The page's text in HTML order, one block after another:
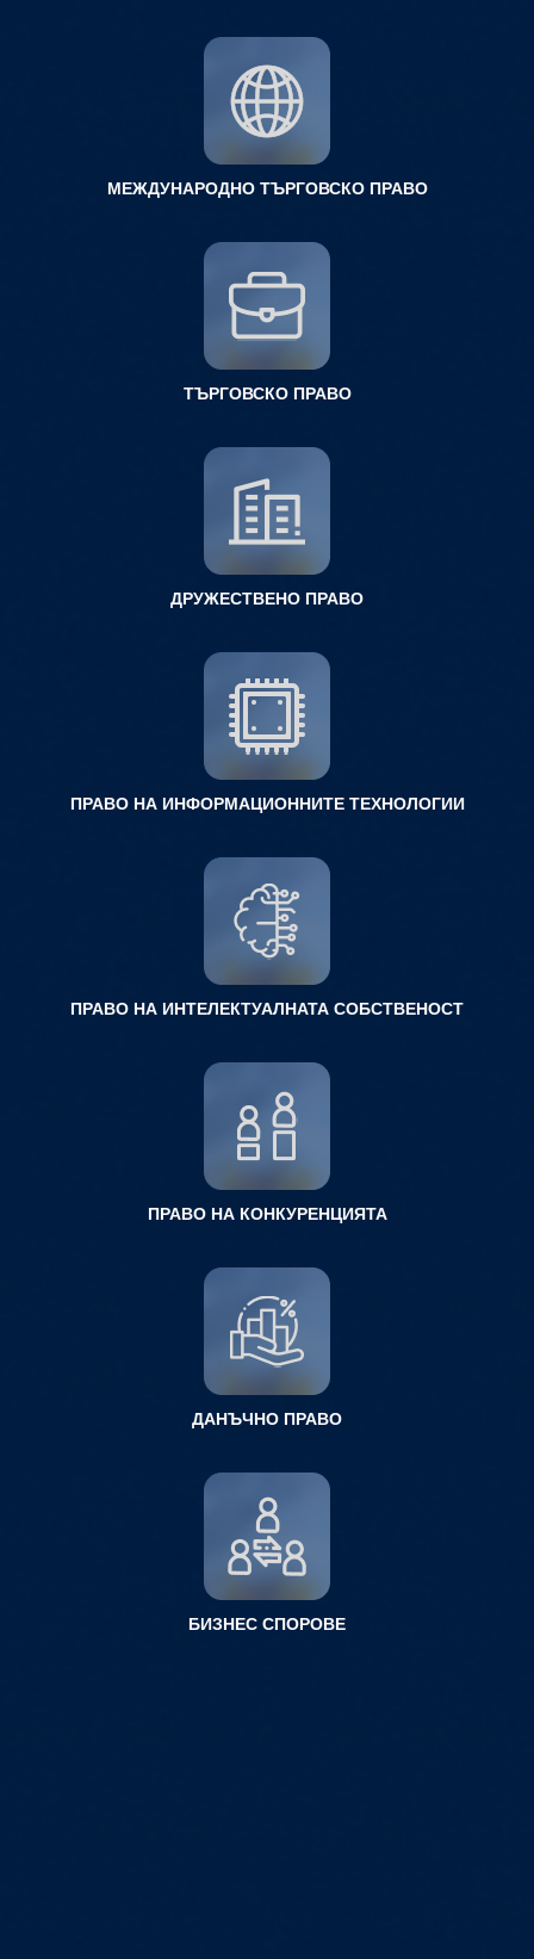
МЕЖДУНАРОДНО ТЪРГОВСКО ПРАВО
ТЪРГОВСКО ПРАВО
ДРУЖЕСТВЕНО ПРАВО
ПРАВО НА ИНФОРМАЦИОННИТЕ ТЕХНОЛОГИИ
ПРАВО НА ИНТЕЛЕКТУАЛНАТА СОБСТВЕНОСТ
ПРАВО НА КОНКУРЕНЦИЯТА
ДАНЪЧНО ПРАВО
БИЗНЕС СПОРОВЕ